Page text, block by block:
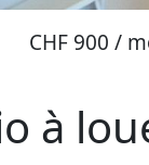
CHF 900 /
à